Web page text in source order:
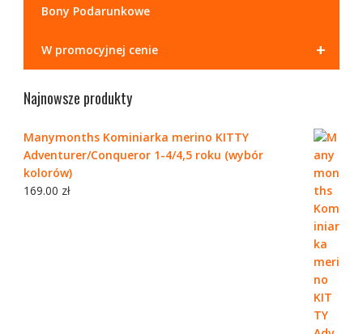
Bony Podarunkowe
+
W promocyjnej cenie
Najnowsze produkty
Manymonths Kominiarka merino KITTY
Adventurer/Conqueror 1-4/4,5 roku (wybór
kolorów)
169.00 zł